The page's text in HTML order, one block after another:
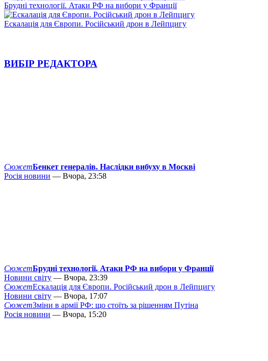
Брудні технології. Атаки РФ на вибори у Франції
Ескалація для Європи. Російський дрон в Лейпцигу
ВИБІР РЕДАКТОРА
СюжетБенкет генералів. Наслідки вибуху в Москві
Росія новини — Вчора, 23:58
СюжетБрудні технології. Атаки РФ на вибори у Франції
Новини світу — Вчора, 23:39
СюжетЕскалація для Європи. Російський дрон в Лейпцигу
Новини світу — Вчора, 17:07
СюжетЗміни в армії РФ: що стоїть за рішенням Путіна
Росія новини — Вчора, 15:20